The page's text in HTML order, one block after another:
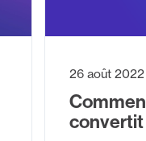
convertit
26 août 2022